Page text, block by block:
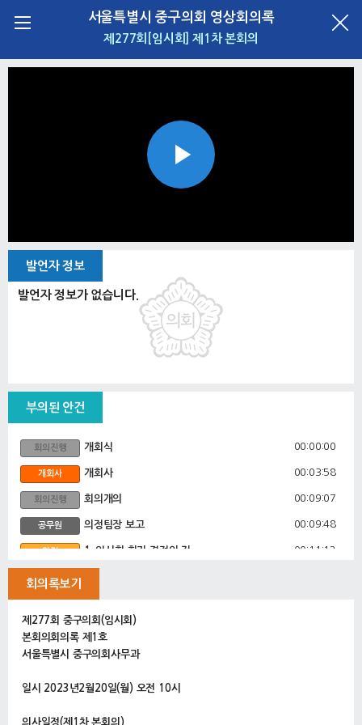
서울특별시 중구의회 영상회의록
제277회[임시회] 제1차 본회의
Play
발언자 정보
발언자 정보가 없습니다.
부의된 안건
회의진행 개회식 00:00:00
개회사 개회사 00:03:58
회의진행 회의개의 00:09:07
공무원 의정팀장 보고 00:09:48
안건 1. 임시회 회기 결정의 건 00:11:12
안건
3. 회의록 서명의원 선임의 건
4. 2023년도 제1회 추가경정 사업예산안
제안설명 기획재정국장 제안설명
5. 예산결산특별위원회 구성 결의안
회의록보기
제277회 중구의회(임시회)
본회의회의록 제1호
서울특별시 중구의회사무과
일시 2023년2월20일(월) 오전 10시
의사일정(제1차 본회의)